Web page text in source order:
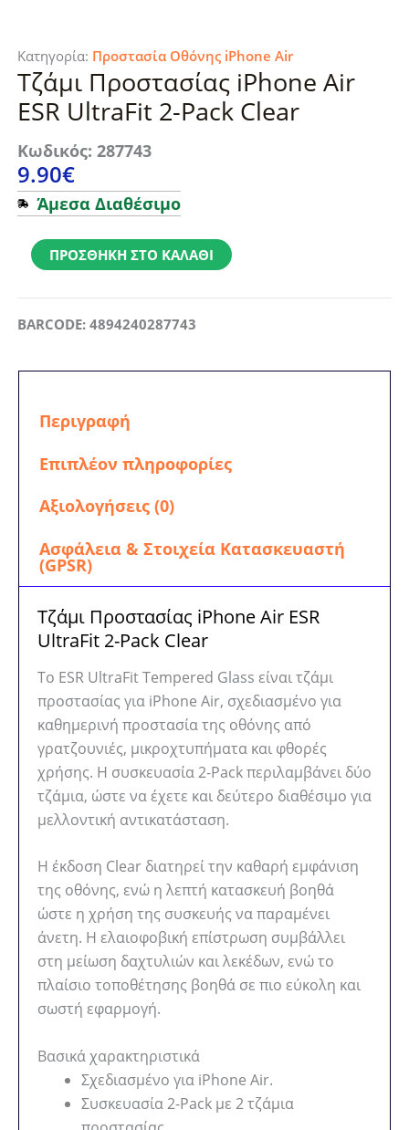
Κατηγορία: Προστασία Οθόνης iPhone Air
Τζάμι Προστασίας iPhone Air
ESR UltraFit 2-Pack Clear
Κωδικός: 287743
9.90€
Άμεσα Διαθέσιμο
Προστασίας
iPhone
Air
ESR
2-
Clear
ΠΡΟΣΘΉΚΗ ΣΤΟ ΚΑΛΆΘΙ
BARCODE: 4894240287743
Περιγραφή
Επιπλέον πληροφορίες
Αξιολογήσεις (0)
Ασφάλεια & Στοιχεία Κατασκευαστή
(GPSR)
Τζάμι Προστασίας iPhone Air ESR
UltraFit 2-Pack Clear
Το ESR UltraFit Tempered Glass είναι τζάμι
προστασίας για iPhone Air, σχεδιασμένο για
καθημερινή προστασία της οθόνης από
γρατζουνιές, μικροχτυπήματα και φθορές
χρήσης. Η συσκευασία 2-Pack περιλαμβάνει δύο
τζάμια, ώστε να έχετε και δεύτερο διαθέσιμο για
μελλοντική αντικατάσταση.
Η έκδοση Clear διατηρεί την καθαρή εμφάνιση
της οθόνης, ενώ η λεπτή κατασκευή βοηθά
ώστε η χρήση της συσκευής να παραμένει
άνετη. Η ελαιοφοβική επίστρωση συμβάλλει
στη μείωση δαχτυλιών και λεκέδων, ενώ το
πλαίσιο τοποθέτησης βοηθά σε πιο εύκολη και
σωστή εφαρμογή.
Βασικά χαρακτηριστικά
Σχεδιασμένο για iPhone Air.
Συσκευασία 2-Pack με 2 τζάμια